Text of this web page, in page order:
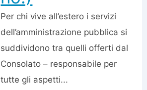
Per chi vive all’estero i servizi
dell’amministrazione pubblica si
suddividono tra quelli offerti dal
Consolato – responsabile per
tutte gli aspetti...